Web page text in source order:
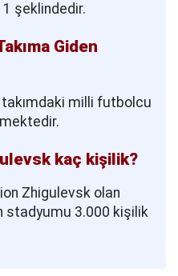
şeklindedir.
Giden
milli futbolcu
kaç kişilik?
Zhigulevsk olan
stadyumu 3.000 kişilik